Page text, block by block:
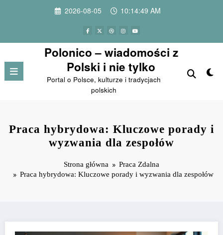
2026-08-05 10:14:50 AM
Polonico – wiadomości z
Polski i nie tylko
Portal o Polsce, kulturze i tradycjach
polskich
Praca hybrydowa: Kluczowe porady i
wyzwania dla zespołów
Strona główna
Praca Zdalna
Praca hybrydowa: Kluczowe porady i wyzwania dla zespołów